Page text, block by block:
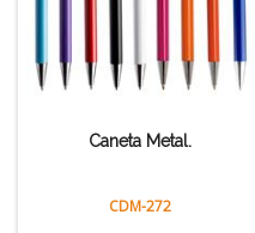
Caneta Metal.
CDM-272